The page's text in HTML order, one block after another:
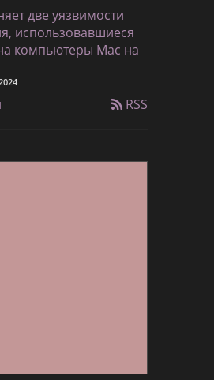
две уязвимости
использовавшиеся
компьютеры Mac на
RSS